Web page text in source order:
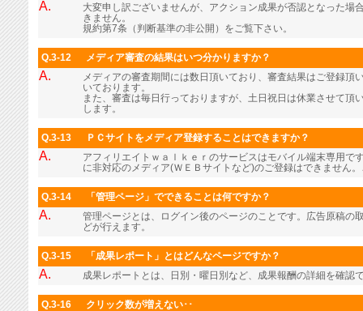
A.
大変申し訳ございませんが、アクション成果が否認となった場
きません。
規約第7条（判断基準の非公開）をご覧下さい。
Q.3-12 メディア審査の結果はいつ分かりますか？
A.
メディアの審査期間には数日頂いており、審査結果はご登録頂
いております。
また、審査は毎日行っておりますが、土日祝日は休業させて頂
します。
Q.3-13 ＰＣサイトをメディア登録することはできますか？
A.
アフィリエイトｗａｌｋｅｒのサービスはモバイル端末専用で
に非対応のメディア(ＷＥＢサイトなど)のご登録はできません
Q.3-14 「管理ページ」でできることは何ですか？
A.
管理ページとは、ログイン後のページのことです。広告原稿の
どが行えます。
Q.3-15 「成果レポート」とはどんなページですか？
A. 成果レポートとは、日別・曜日別など、成果報酬の詳細を確認
Q.3-16 クリック数が増えない･･